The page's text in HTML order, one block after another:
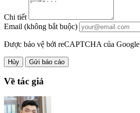
Chi tiết
Email (không bắt buộc)
Được bảo vệ bởi reCAPTCHA của Google
Hủy Gửi báo cáo
Về tác giả